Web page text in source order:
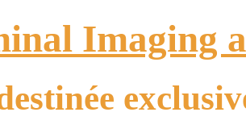
Imaging